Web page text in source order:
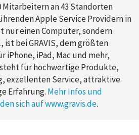
Mitarbeitern an 43 Standorten
Apple Service Providern in
nur einen Computer, sondern
bei GRAVIS, dem größten
iPhone, iPad, Mac und mehr,
steht für hochwertige Produkte,
exzellenten Service, attraktive
Erfahrung. Mehr Infos und
sich auf www.gravis.de.